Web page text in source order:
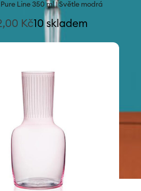
Line 350 ml | Světle modrá
Kč10 skladem